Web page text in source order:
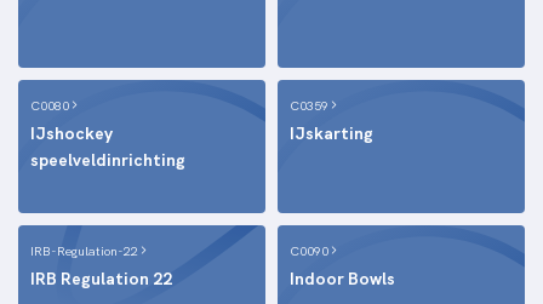
C0080
IJshockey
speelveldinrichting
C0359
IJskarting
IRB-Regulation-22
IRB Regulation 22
C0090
Indoor Bowls